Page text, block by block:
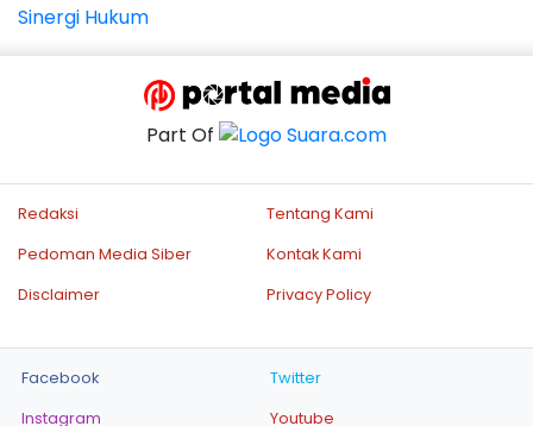
Part Of
Redaksi
Tentang Kami
Pedoman Media Siber
Kontak Kami
Disclaimer
Privacy Policy
Facebook
Twitter
Instagram
Youtube